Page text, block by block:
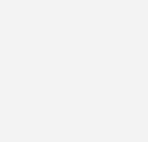
Problem mit dem SBZ
erhalten Sie regelmäßig von uns
und Neuigkeiten, gebündelt und